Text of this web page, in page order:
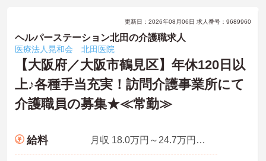
更新日：2026年08月06日 求人番号：9689960
ヘルパーステーション北田の介護職求人
医療法人晃和会 北田医院
【大阪府／大阪市鶴見区】年休120日以
上♪各種手当充実！訪問介護事業所にて
介護職員の募集★≪常勤≫
給料 月収 18.0万円～24.7万円程度 ※諸手当込